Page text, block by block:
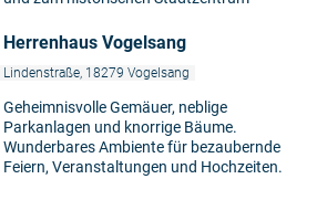
Herrenhaus Vogelsang
Lindenstraße, 18279 Vogelsang
Geheimnisvolle Gemäuer, neblige
Parkanlagen und knorrige Bäume.
Wunderbares Ambiente für bezaubernde
Feiern, Veranstaltungen und Hochzeiten.